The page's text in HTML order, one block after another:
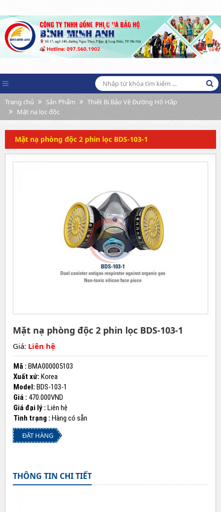
Trang chủ Sản Phẩm
Thiết Bị Bảo Vệ Đường Hô Hấp
Mặt nạ lọc độc
Mặt nạ phòng độc 2 phin lọc BDS-103-1
Mặt nạ phòng độc 2 phin lọc BDS-103-1
Giá: Liên hệ
Mã : BMA000005103
Xuất xứ: Korea
Model: BDS-103-1
Giá : 470.000VND
Giá đại lý : Liên hệ
Tình trạng : Hàng có sẵn
ĐẶT HÀNG
THÔNG TIN CHI TIẾT